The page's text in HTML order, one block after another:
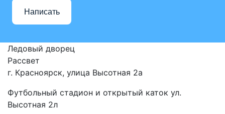
Написать
Ледовый дворец
Рассвет
г. Красноярск, улица Высотная 2a
Футбольный стадион и открытый каток ул.
Высотная 2л